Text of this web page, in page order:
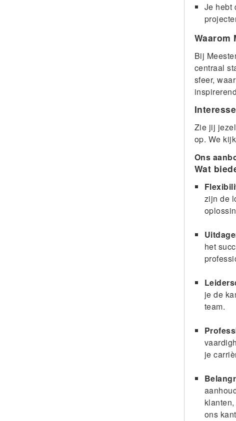
Je hebt
Waarom
Bij
centraal
sfeer,
Zie jij
op. We
Ons
Wat
zijn de
het
je de
team.
je
ons